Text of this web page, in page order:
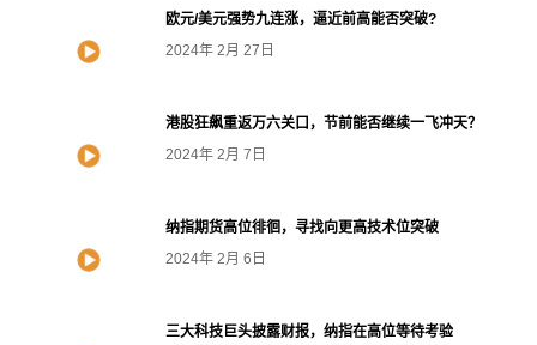
欧元/美元强势九连涨，逼近前高能否突破?
2024年 2月 27日
港股狂飙重返万六关口，节前能否继续一飞冲天？
2024年 2月 7日
纳指期货高位徘徊，寻找向更高技术位突破
2024年 2月 6日
三大科技巨头披露财报，纳指在高位等待考验